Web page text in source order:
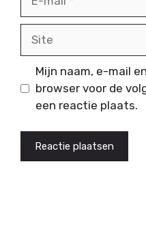
mail
Mijn naam, e-mail
browser voor de
een reactie plaats.